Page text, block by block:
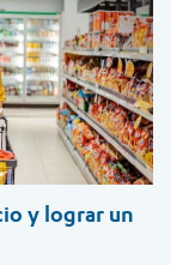
y lograr un